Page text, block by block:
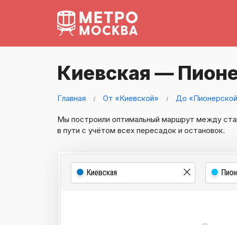
Киевская —
Главная От «Киевской» До
Мы построили оптимальный маршрут между
в пути с учётом всех пересадок и остановок.